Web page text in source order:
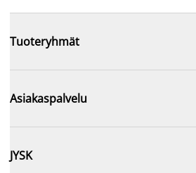
Tuoteryhmät
Asiakaspalvelu
JYSK